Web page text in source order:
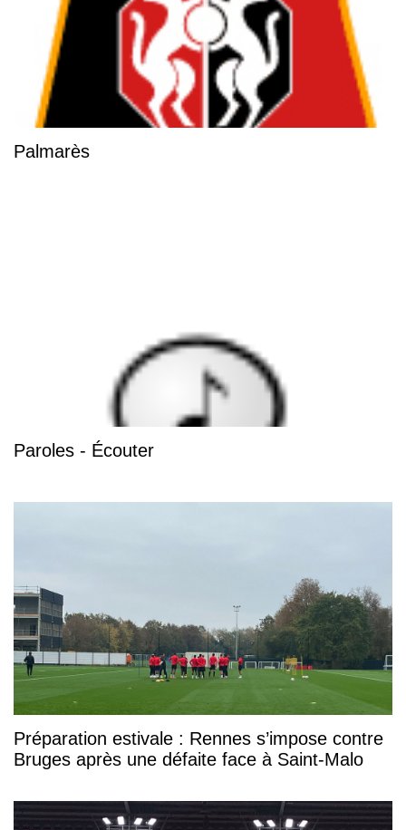
Palmarès
Paroles - Écouter
Préparation estivale : Rennes s’impose contre
Bruges après une défaite face à Saint-Malo